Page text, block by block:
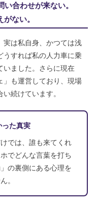
合わせが来ない。
ない。
実は私自身、かつては浅
うすれば私の人力車に乗
いました。さらに現在
」も運営しており、現場
続けています。
た真実
では、誰も来てくれ
でどんな言葉を打ち
の裏側にある心理を
。